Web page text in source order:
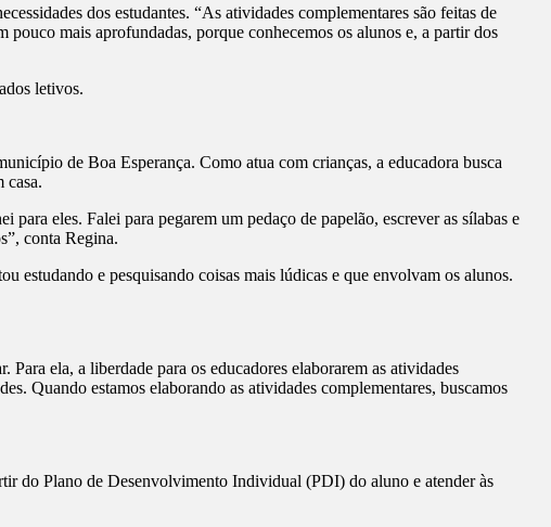
dos estudantes. “As atividades complementares são feitas de
mais aprofundadas, porque conhecemos os alunos e, a partir dos
letivos.
de Boa Esperança. Como atua com crianças, a educadora busca
casa.
eles. Falei para pegarem um pedaço de papelão, escrever as sílabas e
conta Regina.
estudando e pesquisando coisas mais lúdicas e que envolvam os alunos.
ela, a liberdade para os educadores elaborarem as atividades
Quando estamos elaborando as atividades complementares, buscamos
do Plano de Desenvolvimento Individual (PDI) do aluno e atender às